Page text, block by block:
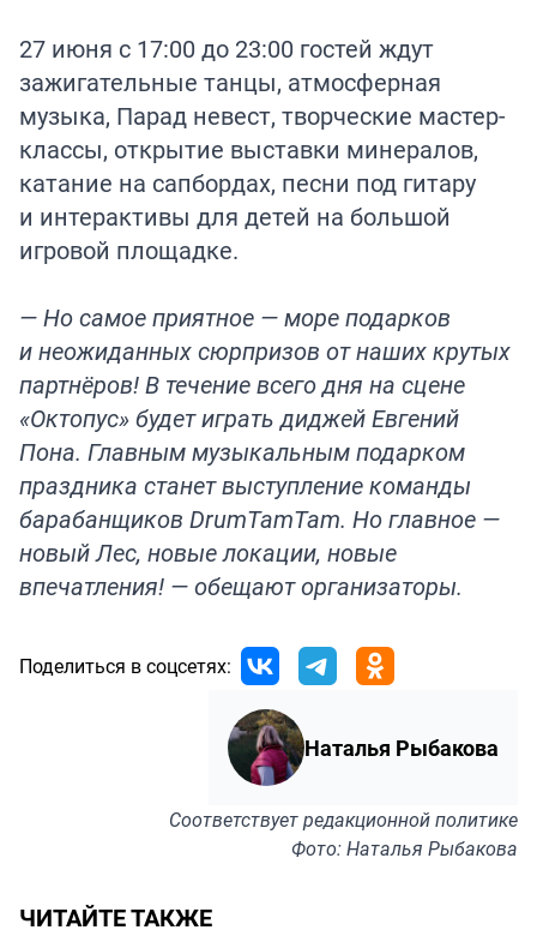
27 июня с 17:00 до 23:00 гостей ждут
зажигательные танцы, атмосферная
музыка, Парад невест, творческие мастер-
классы, открытие выставки минералов,
катание на сапбордах, песни под гитару
и интерактивы для детей на большой
игровой площадке.
— Но самое приятное — море подарков
и неожиданных сюрпризов от наших крутых
партнёров! В течение всего дня на сцене
«Октопус» будет играть диджей Евгений
Пона. Главным музыкальным подарком
праздника станет выступление команды
барабанщиков DrumTamTam. Но главное —
новый Лес, новые локации, новые
впечатления! — обещают организаторы.
Поделиться в соцсетях:
Наталья Рыбакова
Соответствуетредакционной политике
Фото: Наталья Рыбакова
ЧИТАЙТЕ ТАКЖЕ